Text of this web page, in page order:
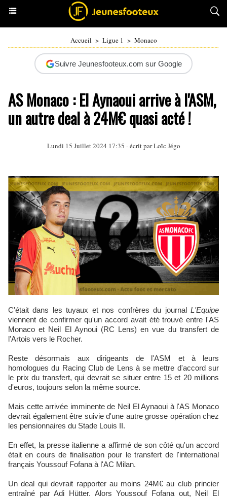
Accueil > Ligue 1 > Monaco
Suivre Jeunesfooteux.com sur Google
AS Monaco : El Aynaoui arrive à l'ASM,
un autre deal à 24M€ quasi acté !
Lundi 15 Juillet 2024 17:35 - écrit parLoïc Jégo
C'était dans les tuyaux et nos confrères du journal L'Equipe
viennent de confirmer qu'un accord avait été trouvé entre l'AS
Monaco et Neil El Aynoui (RC Lens) en vue du transfert de
l'Artois vers le Rocher.
Reste désormais aux dirigeants de l'ASM et à leurs
homologues du Racing Club de Lens à se mettre d'accord sur
le prix du transfert, qui devrait se situer entre 15 et 20 millions
d'euros, toujours selon la même source.
Mais cette arrivée imminente de Neil El Aynaoui à l'AS Monaco
devrait également être suivie d'une autre grosse opération chez
les pensionnaires du Stade Louis II.
En effet, la presse italienne a affirmé de son côté qu'un accord
était en cours de finalisation pour le transfert de l'international
français Youssouf Fofana à l'AC Milan.
Un deal qui devrait rapporter au moins 24M€ au club princier
entraîné par Adi Hütter. Alors Youssouf Fofana out, Neil El